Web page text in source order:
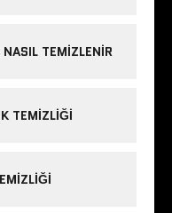
TEMIZLENIR
TEMIZLIĞI